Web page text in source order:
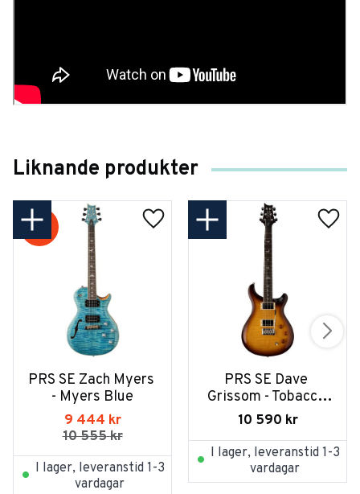
Liknande produkter
PRS SE Zach Myers
- Myers Blue
9 444 kr
10 555kr
11
I lager, leveranstid 1-3
vardagar
PRS SE Dave
Grissom - Tobacco
Sunburst
10 590 kr
I lager, leveranstid 1-3
vardagar